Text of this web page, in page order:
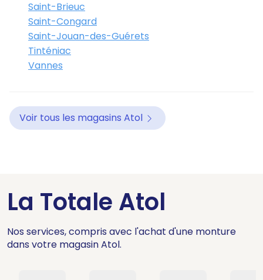
Saint-Brieuc
Saint-Congard
Saint-Jouan-des-Guérets
Tinténiac
Vannes
Voir tous les magasins Atol
La Totale Atol
Nos services, compris avec l'achat d'une monture
dans votre magasin Atol.